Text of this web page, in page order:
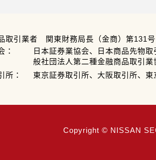
取引業者 関東財務局長（金商）第131
：
日本証券業協会、日本商品先物
般社団法人第二種金融商品取引業
所：
東京証券取引所、大阪取引所、
Copyright © NISSAN